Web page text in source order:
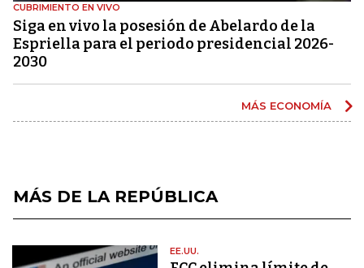
CUBRIMIENTO EN VIVO
Siga en vivo la posesión de Abelardo de la
Espriella para el periodo presidencial 2026-
2030
MÁS ECONOMÍA
MÁS DE LA REPÚBLICA
EE.UU.